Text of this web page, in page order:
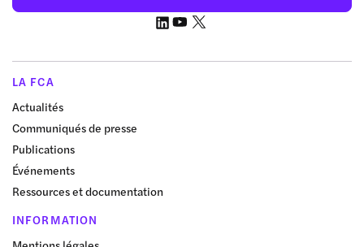
LA FCA
Actualités
Communiqués de presse
Publications
Événements
Ressources et documentation
INFORMATION